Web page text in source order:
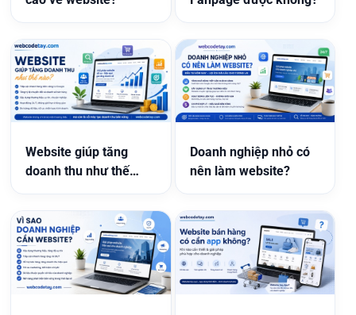
Website giúp tăng
doanh thu như thế
Doanh nghiệp nhỏ có
nên làm website?